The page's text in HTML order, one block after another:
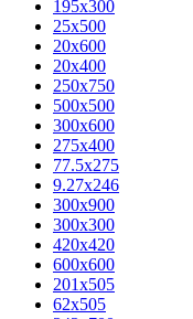
195х300
25x500
20х600
20х400
250x750
500x500
300x600
275x400
77.5х275
9.27x246
300x900
300x300
420х420
600х600
201х505
62х505